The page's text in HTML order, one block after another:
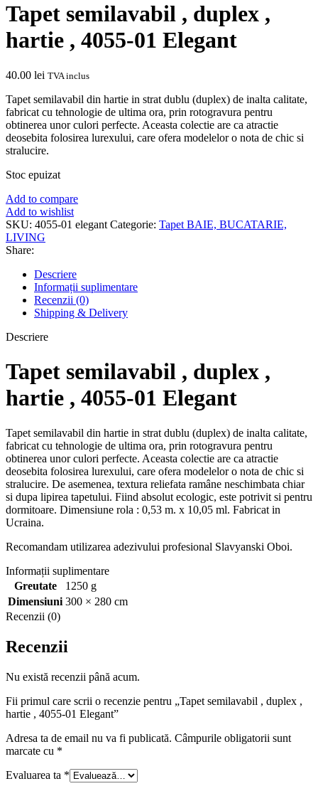
Tapet semilavabil , duplex ,
hartie , 4055-01 Elegant
40.00 lei TVA inclus
Tapet semilavabil din hartie in strat dublu (duplex) de inalta calitate,
fabricat cu tehnologie de ultima ora, prin rotogravura pentru
obtinerea unor culori perfecte. Aceasta colectie are ca atractie
deosebita folosirea lurexului, care ofera modelelor o nota de chic si
stralucire.
Stoc epuizat
Add to compare
Add to wishlist
SKU: 4055-01 elegant Categorie: Tapet BAIE, BUCATARIE,
LIVING
Share:
Descriere
Informații suplimentare
Recenzii (0)
Shipping & Delivery
Descriere
Tapet semilavabil , duplex ,
hartie , 4055-01 Elegant
Tapet semilavabil din hartie in strat dublu (duplex) de inalta calitate,
fabricat cu tehnologie de ultima ora, prin rotogravura pentru
obtinerea unor culori perfecte. Aceasta colectie are ca atractie
deosebita folosirea lurexului, care ofera modelelor o nota de chic si
stralucire. De asemenea, textura reliefata ramâne neschimbata chiar
si dupa lipirea tapetului. Fiind absolut ecologic, este potrivit si pentru
dormitoare. Dimensiune rola : 0,53 m. x 10,05 ml. Fabricat in
Ucraina.
Recomandam utilizarea adezivului profesional Slavyanski Oboi.
Informații suplimentare
Greutate
1250 g
Dimensiuni 300 × 280 cm
Recenzii (0)
Recenzii
Nu există recenzii până acum.
Fii primul care scrii o recenzie pentru „Tapet semilavabil , duplex ,
hartie , 4055-01 Elegant”
Adresa ta de email nu va fi publicată. Câmpurile obligatorii sunt
marcate cu *
Evaluarea ta *